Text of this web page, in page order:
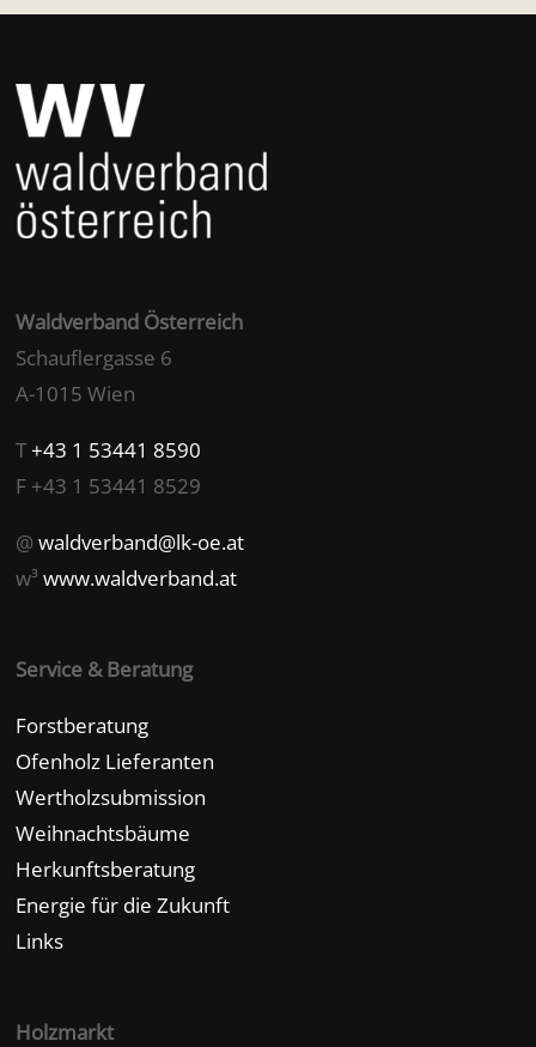
Waldverband Österreich
Schauflergasse 6
A-1015 Wien
T+43 1 53441 8590
F +43 1 53441 8529
@waldverband@lk-oe.at
w³www.waldverband.at
Service & Beratung
Forstberatung
Ofenholz Lieferanten
Wertholzsubmission
Weihnachtsbäume
Herkunftsberatung
Energie für die Zukunft
Links
Holzmarkt